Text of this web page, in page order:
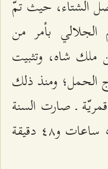
الشتاء، حيث تمّ
الجلالي بأمر من
ملك شاه، وتثبيت
الحمل؛ ومنذ ذلك
٤٦۷ هجريّة قمريّة ـ صارت السنة
الشمسيّة الحقيقيّة ٣٦٥ يومًا و٥ ساعات و٤۸ دقيقة